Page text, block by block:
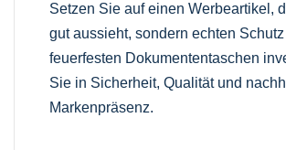
Setzen Sie auf einen Werbeartikel,
gut aussieht, sondern echten
feuerfesten Dokumententaschen
Sie in Sicherheit, Qualität und
Markenpräsenz.